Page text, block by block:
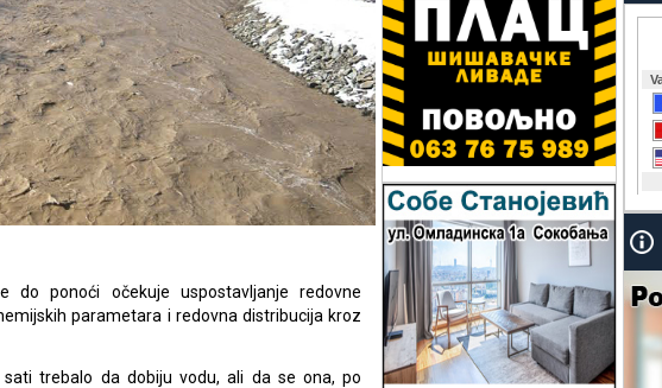
do ponoći očekuje uspostavljanje redovne
parametara i redovna distribucija kroz
trebalo da dobiju vodu, ali da se ona, po